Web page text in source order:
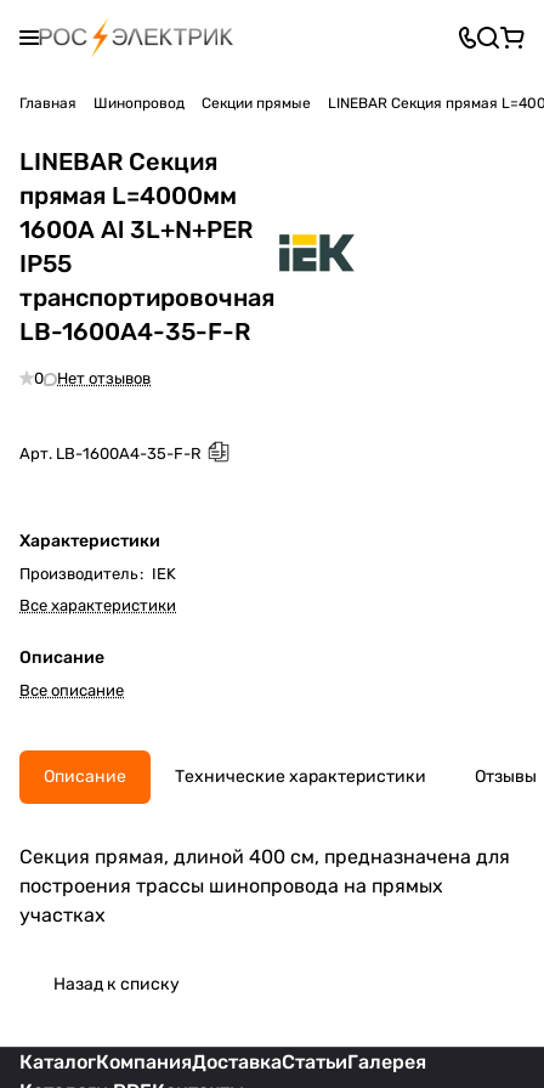
Главная Шинопровод Секции прямые LINEBAR Секция прямая
LINEBAR Секция
прямая L=4000мм
1600А Al 3L+N+PER
IP55
транспортировочная
LB-1600A4-35-F-R
0 Нет отзывов
Арт. LB-1600A4-35-F-R
Характеристики
Производитель: IEK
Все характеристики
Описание
Все описание
Описание Технические характеристики Отзывы
Секция прямая, длиной 400 см, предназначена для
построения трассы шинопровода на прямых
участках
Назад к списку
КаталогКомпанияДоставкаСтатьиГалерея